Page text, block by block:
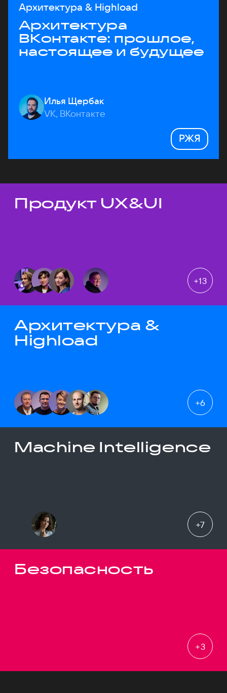
Архитектура & Highload
Архитектура
ВКонтакте: прошлое,
настоящее и будущее
Илья Щербак
VK, ВКонтакте
РЖЯ
Темы докладов
Продукт UX&UI
+13
Архитектура &
Highload
+6
Machine Intelligence
+7
Безопасность
+3